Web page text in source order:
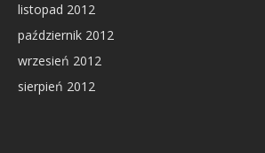
listopad 2012
październik 2012
wrzesień 2012
sierpień 2012